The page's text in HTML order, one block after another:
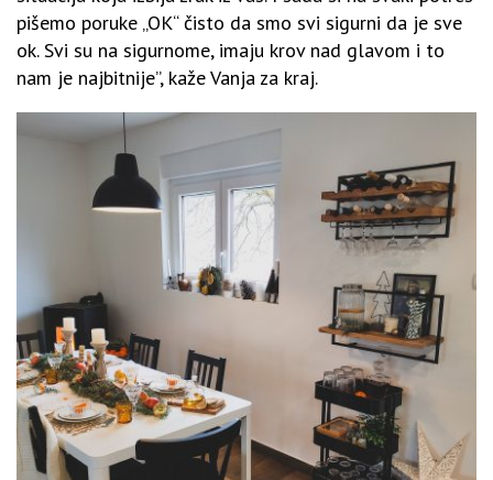
pišemo poruke „OK“ čisto da smo svi sigurni da je sve
ok. Svi su na sigurnome, imaju krov nad glavom i to
nam je najbitnije”, kaže Vanja za kraj.